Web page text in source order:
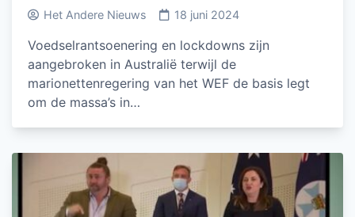
Het Andere Nieuws 18 juni 2024
Voedselrantsoenering en lockdowns zijn
aangebroken in Australië terwijl de
marionettenregering van het WEF de basis legt
om de massa’s in…